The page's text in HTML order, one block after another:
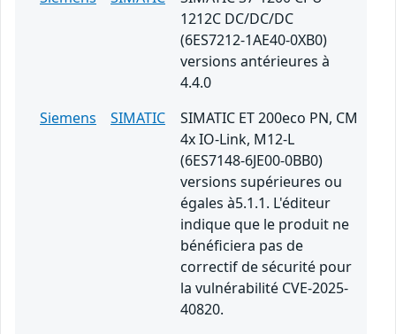
1212C DC/DC/DC
(6ES7212-1AE40-0XB0)
versions antérieures à
4.4.0
Siemens
SIMATIC
SIMATIC ET 200eco PN, CM
4x IO-Link, M12-L
(6ES7148-6JE00-0BB0)
versions supérieures ou
égales à5.1.1. L'éditeur
indique que le produit ne
bénéficiera pas de
correctif de sécurité pour
la vulnérabilité CVE-2025-
40820.